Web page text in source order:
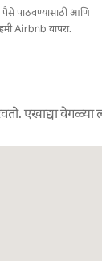
पाठवण्यासाठी आणि
Airbnb वापरा.
एखाद्या